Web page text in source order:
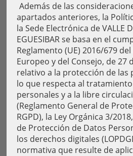
Además de las
apartados anteriores, la
la Sede Electrónica de VALLE
EGUESIBAR se basa en el
Reglamento (UE) 2016/679
Europeo y del Consejo, de 27
relativo a la protección de las
lo que respecta al
personales y a la libre
(Reglamento General de
RGPD), la Ley Orgánica 3/
de Protección de Datos
los derechos digitales
normativa que resulte de